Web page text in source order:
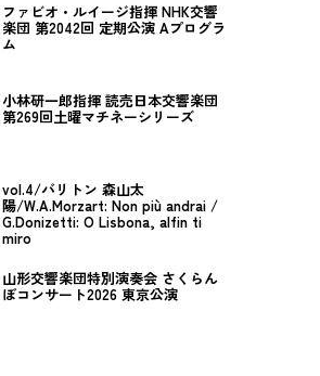
ファビオ・ルイージ指揮 NHK交響
楽団 第2042回 定期公演 Aプログラ
ム
小林研一郎指揮 読売日本交響楽団
第269回土曜マチネーシリーズ
vol.4/バリトン 森山太
陽/W.A.Morzart: Non più andrai /
G.Donizetti: O Lisbona, alfin ti
miro
山形交響楽団特別演奏会 さくらん
ぼコンサート2026 東京公演